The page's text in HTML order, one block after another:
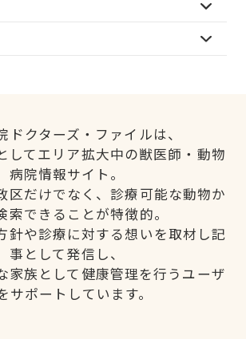
ドクターズ・ファイルは、
してエリア拡大中の獣医師・動物
病院情報サイト。
区だけでなく、診療可能な動物か
索できることが特徴的。
針や診療に対する想いを取材し記
事として発信し、
家族として健康管理を行うユーザ
サポートしています。